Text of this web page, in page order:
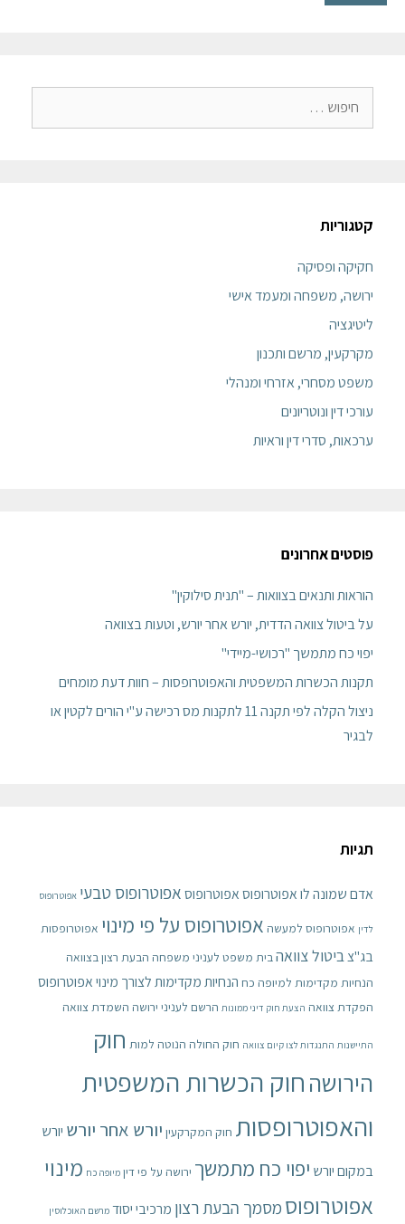
קטגוריות
חקיקה ופסיקה
ירושה, משפחה ומעמד אישי
ליטיגציה
מקרקעין, מרשם ותכנון
משפט מסחרי, אזרחי ומנהלי
עורכי דין ונוטריונים
ערכאות, סדרי דין וראיות
פוסטים אחרונים
הוראות ותנאים בצוואות – "תנית סילוקין"
על ביטול צוואה הדדית, יורש אחר יורש, וטעות בצוואה
יפוי כח מתמשך "רכושי-מיידי"
תקנות הכשרות המשפטית והאפוטרופסות – חוות דעת מומחים
ניצול הקלה לפי תקנה 11 לתקנות מס רכישה ע"י הורים לקטין או
לבגיר
תגיות
אדם שמונה לו אפוטרופוסאפוטרופוסאפוטרופוס טבעי אפוטרופוס
לדין אפוטרופוס למעשה אפוטרופוס על פי מינוי אפוטרופסות
בג"צביטול צוואהבית משפט לעניני משפחה הבעת רצון בצוואה
הנחיות מקדימות למיופה כח הנחיות מקדימות לצורך מינוי אפוטרופוס
הפקדת צוואה הצעת חוק דיני ממונות הרשם לעניני ירושה השמדת צוואה
התיישנות התנגדות לצו קיום צוואה חוק החולה הנוטה למות חוק
הירושהחוק הכשרות המשפטית
והאפוטרופסות חוק המקרקעין יורש אחר יורש יורש
במקום יורש יפוי כח מתמשך ירושה על פי דין מיופה כח מינוי
אפוטרופוס מסמך הבעת רצון מרכיבי יסוד מרשם האוכלוסין